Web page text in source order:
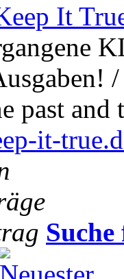
It
past
it-